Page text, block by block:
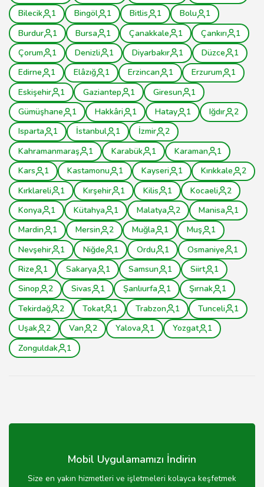
Bilecik
1 Bingöl 1 Bitlis 1 Bolu
1
Burdur
1 Bursa 1 Çanakkale 1 Çankırı
1
Çorum
1 Denizli 1 Diyarbakır 1 Düzce
1
Edirne
1 Elâzığ 1 Erzincan 1 Erzurum
1
Eskişehir
1 Gaziantep 1 Giresun
1
Gümüşhane
1 Hakkâri 1 Hatay 1 Iğdır
2
Isparta
1 İstanbul 1 İzmir
2
Kahramanmaraş
1 Karabük 1 Karaman
1
Kars
1 Kastamonu 1 Kayseri 1 Kırıkkale
2
Kırklareli
1 Kırşehir 1 Kilis 1 Kocaeli
2
Konya
1 Kütahya 1 Malatya 2 Manisa
1
Mardin
1 Mersin 2 Muğla 1 Muş
1
Nevşehir
1 Niğde 1 Ordu 1 Osmaniye
1
Rize
1 Sakarya 1 Samsun 1 Siirt
1
Sinop
2 Sivas 1 Şanlıurfa 1 Şırnak
1
Tekirdağ
2 Tokat 1 Trabzon 1 Tunceli
1
Uşak
2 Van 2 Yalova 1 Yozgat
1
Zonguldak
1
Mobil Uygulamamızı İndirin
Size en yakın hizmetleri ve işletmeleri kolayca keşfetmek